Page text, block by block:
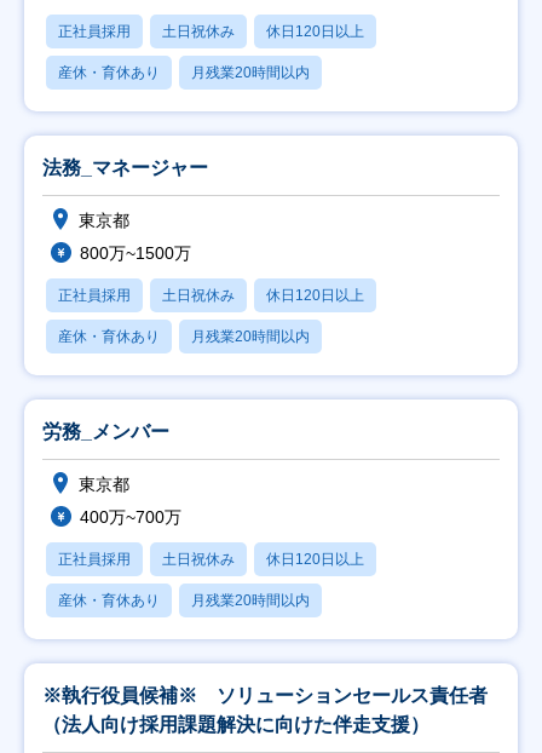
正社員採用 土日祝休み 休日120日以上
産休・育休あり 月残業20時間以内
法務_マネージャー
東京都
800万~1500万
正社員採用 土日祝休み 休日120日以上
産休・育休あり 月残業20時間以内
労務_メンバー
東京都
400万~700万
正社員採用 土日祝休み 休日120日以上
産休・育休あり 月残業20時間以内
※執行役員候補※ ソリューションセールス責任者
（法人向け採用課題解決に向けた伴走支援）